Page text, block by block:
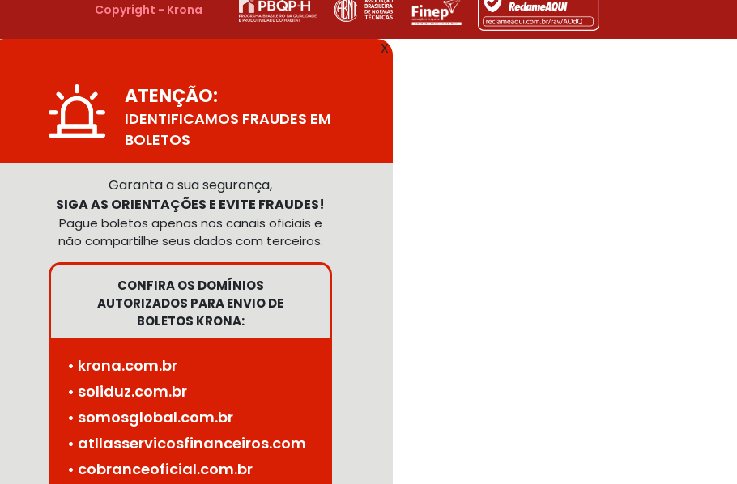
Copyright - Krona
X
ATENÇÃO:
IDENTIFICAMOS FRAUDES EM
BOLETOS
Garanta a sua segurança,
SIGA AS ORIENTAÇÕES E EVITE FRAUDES!
Pague boletos apenas nos canais oficiais e
não compartilhe seus dados com terceiros.
CONFIRA OS DOMÍNIOS
AUTORIZADOS PARA ENVIO DE
BOLETOS KRONA:
• krona.com.br
• soliduz.com.br
• somosglobal.com.br
• atllasservicosfinanceiros.com
• cobranceoficial.com.br